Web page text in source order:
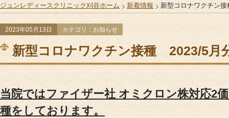
ジュンレディースクリニック刈谷ホーム 新着情報 新型コロナワクチン
2023年05月13日 カテゴリ：お知らせ
新型コロナワクチン接種 2023/5
当院ではファイザー社 オミクロン株対応2
種をしております。
ご出産・ご入院
サポート＆ケア